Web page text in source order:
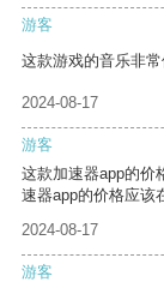
游客
这款游戏的音乐非常
2024-08-17
游客
这款加速器app的价
速器app的价格应该
2024-08-17
游客